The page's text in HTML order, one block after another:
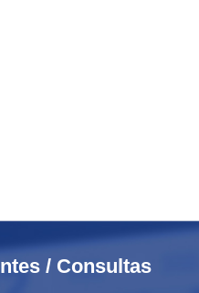
/ Consultas